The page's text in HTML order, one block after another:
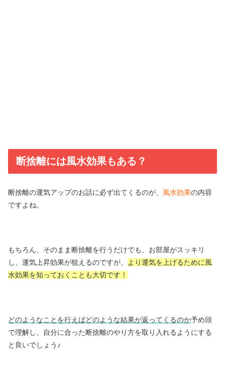
断捨離には風水効果もある？
断捨離の運気アップのお話に必ず出てくるのが、 風水効果の内容
ですよね。
もちろん、そのまま断捨離を行うだけでも、お部屋がスッキリ
し、運気上昇効果が狙えるのですが、 より運気を上げるために風
水効果を知っておくことも大切です！
どのようなことを行えばどのような結果が返ってくるのか予め頭
で理解し、自分に合った断捨離のやり方を取り入れるようにする
と良いでしょう♪